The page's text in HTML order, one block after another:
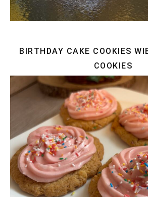
BIRTHDAY CAKE COOKIES
COOKIES